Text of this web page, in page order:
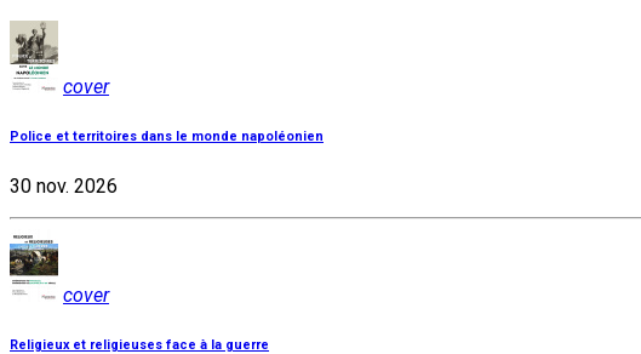
cover
Police et territoires dans le monde napoléonien
30 nov. 2026
cover
Religieux et religieuses face à la guerre